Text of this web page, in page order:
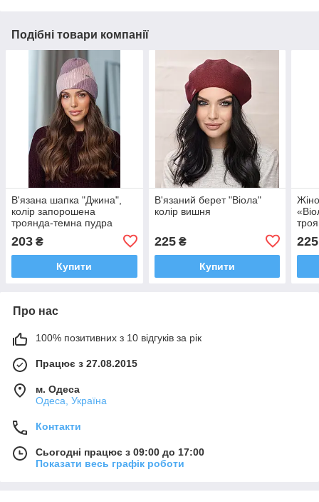
Подібні товари компанії
В'язана шапка "Джина",
колір запорошена
троянда-темна пудра
203 ₴
Купити
В'язаний берет "Віола"
колір вишня
225₴
Купити
225
Про нас
100% позитивних з 10 відгуків за рік
Працює з 27.08.2015
м. Одеса
Одеса, Україна
Контакти
Сьогодні працює з 09:00 до 17:00
Показати весь графік роботи